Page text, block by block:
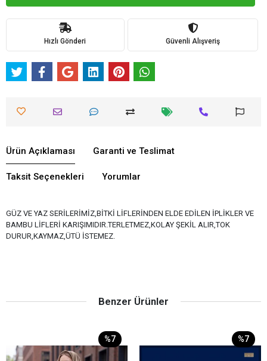
Hızlı Gönderi Güvenli Alışveriş
Ürün Açıklaması Garanti ve Teslimat
Taksit Seçenekleri Yorumlar
GÜZ VE YAZ SERİLERİMİZ,BİTKİ LİFLERİNDEN ELDE EDİLEN İPLİKLER VE
BAMBU LİFLERİ KARIŞIMIDIR.TERLETMEZ,KOLAY ŞEKİL ALIR,TOK
DURUR,KAYMAZ,ÜTÜ İSTEMEZ.
Benzer Ürünler
%7 %7